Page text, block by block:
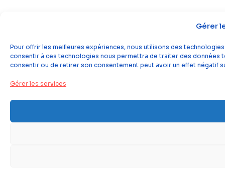
Gérer
Pour offrir les meilleures expériences, nous utilisons des
consentir à ces technologies nous permettra de traiter des données
consentir ou de retirer son consentement peut avoir un effet négatif
Gérer les services